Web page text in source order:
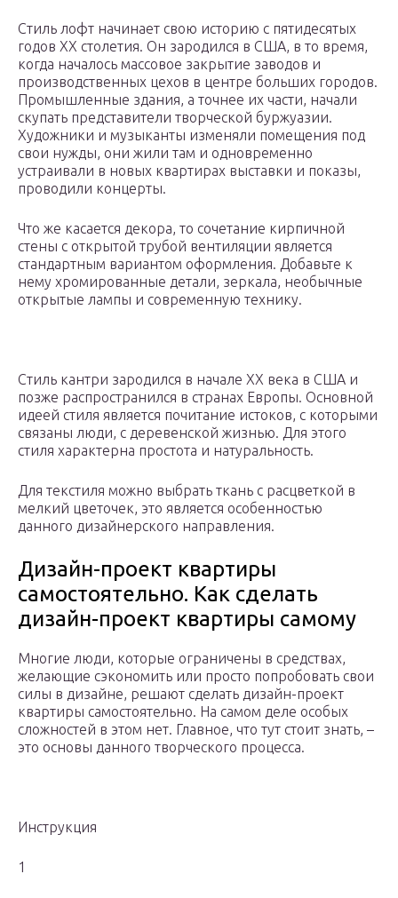
Стиль лофт начинает свою историю с пятидесятых
годов XX столетия. Он зародился в США, в то время,
когда началось массовое закрытие заводов и
производственных цехов в центре больших городов.
Промышленные здания, а точнее их части, начали
скупать представители творческой буржуазии.
Художники и музыканты изменяли помещения под
свои нужды, они жили там и одновременно
устраивали в новых квартирах выставки и показы,
проводили концерты.
Что же касается декора, то сочетание кирпичной
стены с открытой трубой вентиляции является
стандартным вариантом оформления. Добавьте к
нему хромированные детали, зеркала, необычные
открытые лампы и современную технику.
Стиль кантри зародился в начале XX века в США и
позже распространился в странах Европы. Основной
идеей стиля является почитание истоков, с которыми
связаны люди, с деревенской жизнью. Для этого
стиля характерна простота и натуральность.
Для текстиля можно выбрать ткань с расцветкой в
мелкий цветочек, это является особенностью
данного дизайнерского направления.
Дизайн-проект квартиры
самостоятельно. Как сделать
дизайн-проект квартиры самому
Многие люди, которые ограничены в средствах,
желающие сэкономить или просто попробовать свои
силы в дизайне, решают сделать дизайн-проект
квартиры самостоятельно. На самом деле особых
сложностей в этом нет. Главное, что тут стоит знать, –
это основы данного творческого процесса.
Инструкция
1